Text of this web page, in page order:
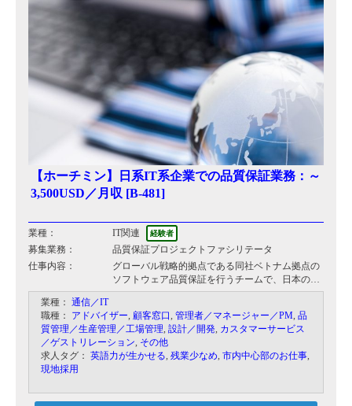
【ホーチミン】日系IT系企業での品質保証業務：～
3,500USD／月収 [B-481]
業種： IT関連 経験者
募集業務：
品質保証プロジェクトファシリテータ
仕事内容：
グローバル戦略的拠点である同社ベトナム拠点の
ソフトウェア品質保証を行うチームで、日本の本
社やクライアントとベトナム人メンバーとの橋渡
だける方を募集しています。 チームメンバーが成
長出来るような環境を作り上げるのもミッション
の一つです。 一個人だけが活躍するのではなく、
チームでプロジェクトを成功させられるようチー
事業/組織戦略等、裁量ある業務もお任せしたいと
業種： 通信／IT
職種： アドバイザー, 顧客窓口, 管理者／マネージャー／PM, 品
質管理／生産管理／工場管理, 設計／開発, カスタマーサービス
／ゲストリレーション, その他
求人タグ： 英語力が生かせる, 残業少なめ, 市内中心部のお仕事,
現地採用